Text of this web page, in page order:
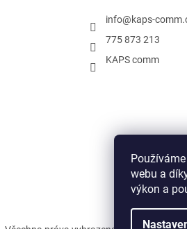
webu a
výkon a
info@kaps-
775 873 213
KAPS comm